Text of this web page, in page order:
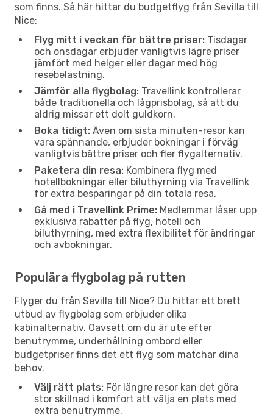
som finns. Så här hittar du budgetflyg från Sevilla till
Nice:
Flyg mitt i veckan för bättre priser: Tisdagar
och onsdagar erbjuder vanligtvis lägre priser
jämfört med helger eller dagar med hög
resebelastning.
Jämför alla flygbolag: Travellink kontrollerar
både traditionella och lågprisbolag, så att du
aldrig missar ett dolt guldkorn.
Boka tidigt: Även om sista minuten-resor kan
vara spännande, erbjuder bokningar i förväg
vanligtvis bättre priser och fler flygalternativ.
Paketera din resa: Kombinera flyg med
hotellbokningar eller biluthyrning via Travellink
för extra besparingar på din totala resa.
Gå med i Travellink Prime: Medlemmar låser upp
exklusiva rabatter på flyg, hotell och
biluthyrning, med extra flexibilitet för ändringar
och avbokningar.
Populära flygbolag på rutten
Flyger du från Sevilla till Nice? Du hittar ett brett
utbud av flygbolag som erbjuder olika
kabinalternativ. Oavsett om du är ute efter
benutrymme, underhållning ombord eller
budgetpriser finns det ett flyg som matchar dina
behov.
Välj rätt plats: För längre resor kan det göra
stor skillnad i komfort att välja en plats med
extra benutrymme.